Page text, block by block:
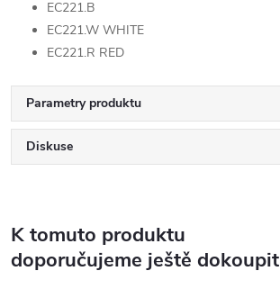
EC221.B
EC221.W WHITE
EC221.R RED
Parametry produktu
Diskuse
K tomuto produktu
doporučujeme ještě dokoupit